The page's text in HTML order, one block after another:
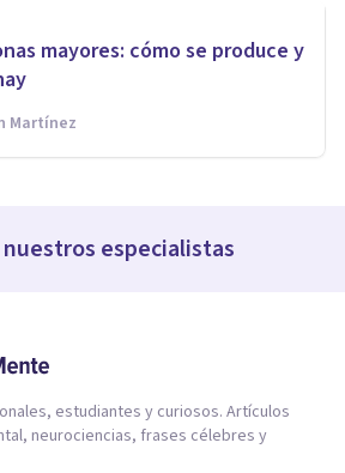
mayores: cómo se produce y
Martínez
especialistas
estudiantes y curiosos. Artículos
neurociencias, frases célebres y